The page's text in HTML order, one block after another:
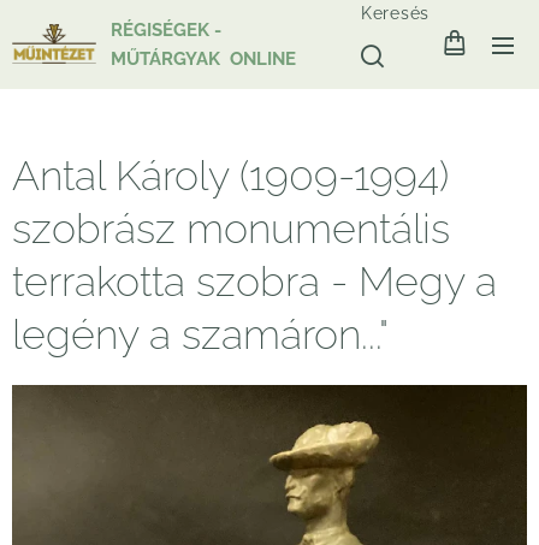
RÉGISÉGEK -
MŰTÁRGYAK ONLINE
Keresés
Antal Károly (1909-1994)
szobrász monumentális
terrakotta szobra - Megy a
legény a szamáron..."